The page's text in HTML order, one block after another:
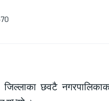
छवटै